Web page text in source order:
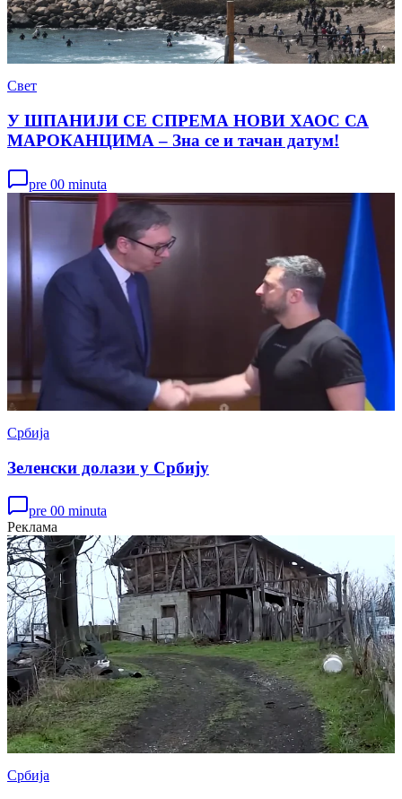
Свет
У ШПАНИЈИ СЕ СПРЕМА НОВИ ХАОС СА
МАРОКАНЦИМА – Зна се и тачан датум!
pre 00 minuta
Србија
Зеленски долази у Србију
pre 00 minuta
Реклама
Србија